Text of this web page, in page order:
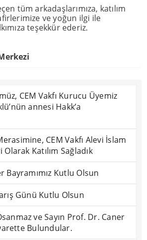
tüm arkadaşlarımıza, katılım
ve yoğun ilgi ile
teşekkür ederiz.
CEM Vakfı Kurucu Üyemiz
annesi Hakk’a
CEM Vakfı Alevi İslam
Katılım Sağladık
Bayramımız Kutlu Olsun
Günü Kutlu Olsun
ve Sayın Prof. Dr. Caner
Bulundular.